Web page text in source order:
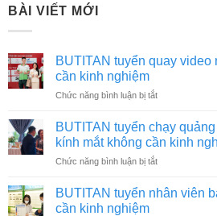
BÀI VIẾT MỚI
BUTITAN tuyển quay video
cần kinh nghiệm
Chức năng bình luận bị tắtở
tuyển
quay
video
ngành
mắt
BUTITAN tuyển chạy
kính mắt không cần kinh
Chức năng bình luận bị tắtở
tuyển
BUTITAN tuyển nhân viên
cần kinh nghiệm